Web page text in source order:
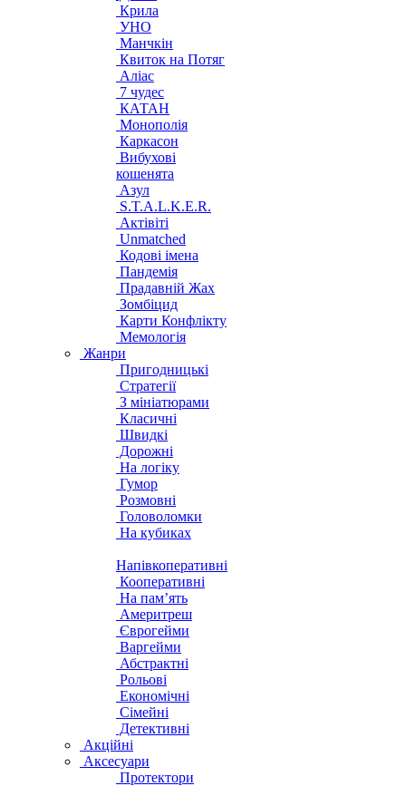
Крила
УНО
Манчкін
Квиток на Потяг
Аліас
7 чудес
КАТАН
Монополія
Каркасон
Вибухові
кошенята
Азул
S.T.A.L.K.E.R.
Актівіті
Unmatched
Кодові імена
Пандемія
Прадавній Жах
Зомбіцид
Карти Конфлікту
Мемологія
Жанри
Пригодницькі
Стратегії
З мініатюрами
Класичні
Швидкі
Дорожні
На логіку
Гумор
Розмовні
Головоломки
На кубиках
Напівкоперативні
Кооперативні
На пам’ять
Америтреш
Єврогейми
Варгейми
Абстрактні
Рольові
Економічні
Сімейні
Детективні
Акційні
Аксесуари
Протектори